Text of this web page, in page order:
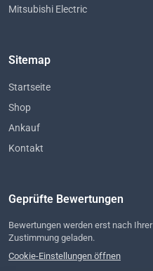
Mitsubishi Electric
Sitemap
Startseite
Shop
Ankauf
Kontakt
Geprüfte Bewertungen
Bewertungen werden erst nach Ihrer
Zustimmung geladen.
Cookie-Einstellungen öffnen